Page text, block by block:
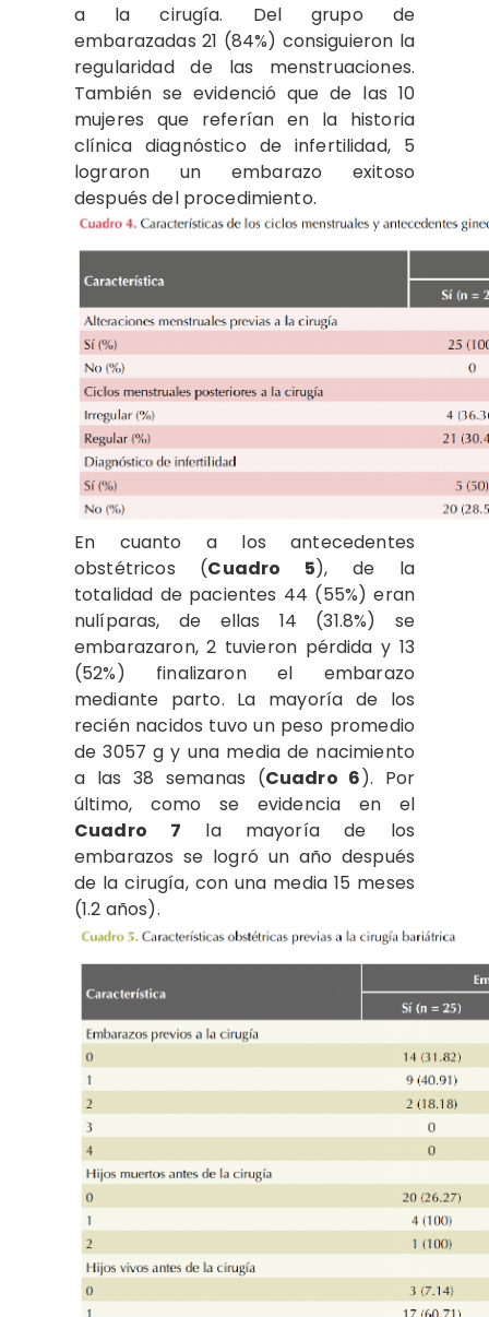
a la cirugía. Del grupo de
embarazadas 21 (84%) consiguieron la
regularidad de las menstruaciones.
También se evidenció que de las 10
mujeres que referían en la historia
clínica diagnóstico de infertilidad, 5
lograron un embarazo exitoso
después del procedimiento.
En cuanto a los antecedentes
obstétricos (Cuadro 5), de la
totalidad de pacientes 44 (55%) eran
nulíparas, de ellas 14 (31.8%) se
embarazaron, 2 tuvieron pérdida y 13
(52%) finalizaron el embarazo
mediante parto. La mayoría de los
recién nacidos tuvo un peso promedio
de 3057 g y una media de nacimiento
a las 38 semanas (Cuadro 6). Por
último, como se evidencia en el
Cuadro 7 la mayoría de los
embarazos se logró un año después
de la cirugía, con una media 15 meses
(1.2 años).